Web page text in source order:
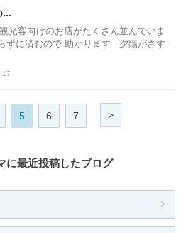
...
客向けのお店がたくさん並んでいま
ずに済むので 助かります 夕陽がさす
5 6 7 >
に最近投稿したブログ